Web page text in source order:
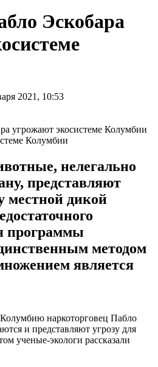
Эскобара
2021, 10:53
Колумбии
нелегально
представляют
местной дикой
программы
методом
является
наркоторговец Пабло
и представляют угрозу для
ученые-экологи рассказали